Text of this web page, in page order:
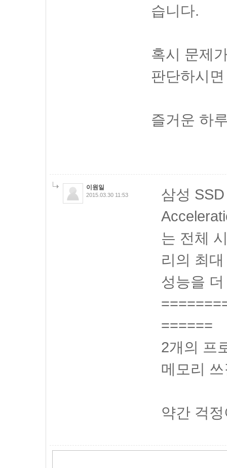
습니다.
혹시 문제
판단하시
즐거운 하
이원일
2015.03.30 11:53
삼성
는 전체
리의 최
성능을
======
2개의 프
메모리
약간 걱